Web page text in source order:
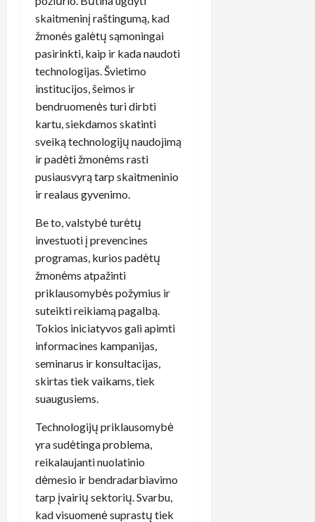
skaitmeninį raštingumą, kad
žmonės galėtų sąmoningai
pasirinkti, kaip ir kada naudoti
technologijas. Švietimo
institucijos, šeimos ir
bendruomenės turi dirbti
kartu, siekdamos skatinti
sveiką technologijų naudojimą
ir padėti žmonėms rasti
pusiausvyrą tarp skaitmeninio
ir realaus gyvenimo.
Be to, valstybė turėtų
investuoti į prevencines
programas, kurios padėtų
žmonėms atpažinti
priklausomybės požymius ir
suteikti reikiamą pagalbą.
Tokios iniciatyvos gali apimti
informacines kampanijas,
seminarus ir konsultacijas,
skirtas tiek vaikams, tiek
suaugusiems.
Technologijų priklausomybė
yra sudėtinga problema,
reikalaujanti nuolatinio
dėmesio ir bendradarbiavimo
tarp įvairių sektorių. Svarbu,
kad visuomenė suprastų tiek